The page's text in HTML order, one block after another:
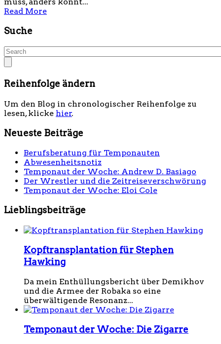
Read More
Suche
Reihenfolge ändern
Um den Blog in chronologischer Reihenfolge zu
lesen, klicke hier.
Neueste Beiträge
Berufsberatung für Temponauten
Abwesenheitsnotiz
Temponaut der Woche: Andrew D. Basiago
Der Wrestler und die Zeitreiseverschwörung
Temponaut der Woche: Eloi Cole
Lieblingsbeiträge
Kopftransplantation für Stephen
Hawking
Da mein Enthüllungsbericht über Demikhov
und die Armee der Robaka so eine
überwältigende Resonanz...
Temponaut der Woche: Die Zigarre